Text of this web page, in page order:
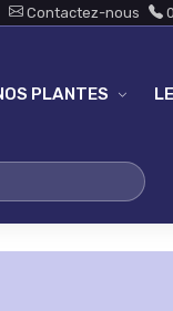
Contactez-nous
PLANTES